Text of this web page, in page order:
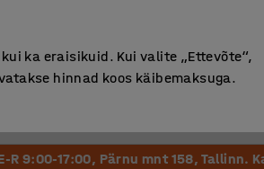
R 9:00-17:00, Pärnu mnt 158,
ka eraisikuid. Kui valite „Ettevõte“,
hinnad koos käibemaksuga.